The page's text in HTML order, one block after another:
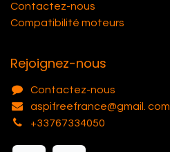
Contactez-nous
Compatibilité moteurs
Rejoignez-nous
Contactez-nous
aspifreefrance@gmail. com
+33767334050